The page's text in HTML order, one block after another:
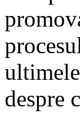
despre